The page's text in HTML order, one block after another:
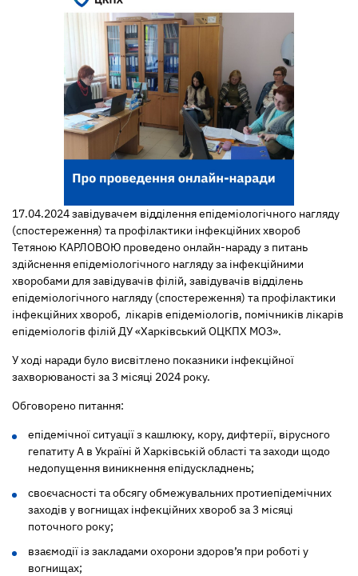
17.04.2024 завідувачем відділення епідеміологічного нагляду
(спостереження) та профілактики інфекційних хвороб
Тетяною КАРЛОВОЮ проведено онлайн-нараду з питань
здійснення епідеміологічного нагляду за інфекційними
хворобами для завідувачів філій, завідувачів відділень
епідеміологічного нагляду (спостереження) та профілактики
інфекційних хвороб, лікарів епідеміологів, помічників лікарів
епідеміологів філій ДУ «Харківський ОЦКПХ МОЗ».
У ході наради було висвітлено показники інфекційної
захворюваності за 3 місяці 2024 року.
Обговорено питання:
епідемічної ситуації з кашлюку, кору, дифтерії, вірусного
гепатиту А в Україні й Харківській області та заходи щодо
недопущення виникнення епідускладнень;
своєчасності та обсягу обмежувальних протиепідемічних
заходів у вогнищах інфекційних хвороб за 3 місяці
поточного року;
взаємодії із закладами охорони здоров’я при роботі у
вогнищах;